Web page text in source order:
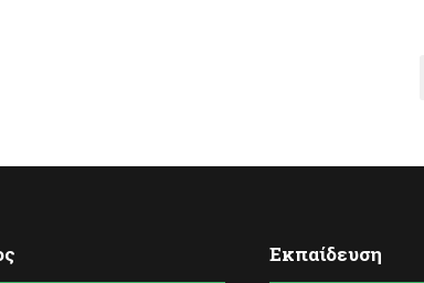
Εκπαίδευση